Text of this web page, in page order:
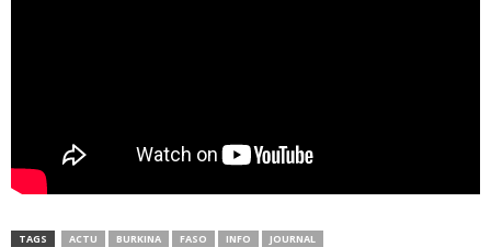
TAGS ACTU BURKINA FASO INFO
JOURNAL